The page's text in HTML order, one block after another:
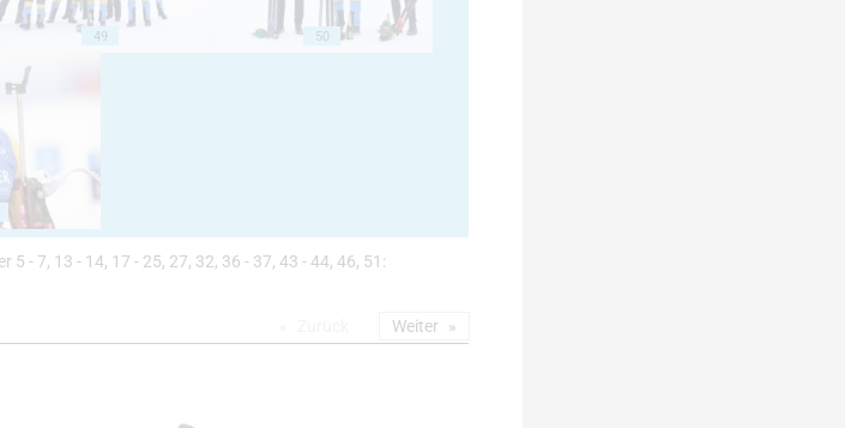
49 50
- 7, 13 - 14, 17 - 25, 27, 32, 36 - 37, 43 - 44, 46, 51:
Weiter